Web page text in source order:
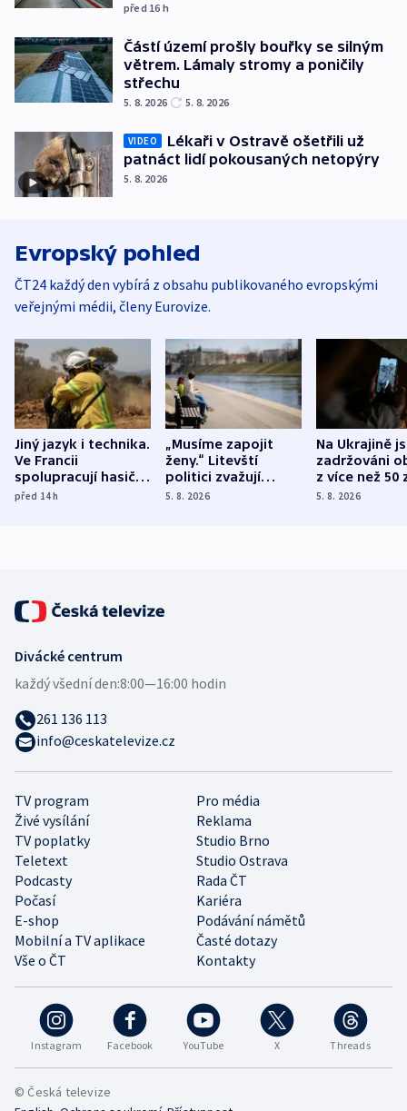
před 16 h
Částí území prošly bouřky se silným
větrem. Lámaly stromy a poničily
střechu
5. 8. 2026 5. 8. 2026
VIDEO
Lékaři v Ostravě ošetřili už
patnáct lidí pokousaných netopýry
5. 8. 2026
Evropský pohled
ČT24 každý den vybírá z obsahu publikovaného evropskými
veřejnými médii, členy Eurovize.
Jiný jazyk i technika.
Ve Francii
spolupracují hasiči z
různých zemí
před 14h
„Musíme zapojit
ženy.“ Litevští
politici zvažují
dohodu o
5. 8. 2026
Na Ukrajině
zadržováni
z více než 50
Bojovali na
5. 8. 2026
Instagram Facebook YouTube X Threads
TV program
Pro média
Živé vysílání
Reklama
TV poplatky
Studio Brno
Teletext
Studio Ostrava
Podcasty
Rada ČT
Počasí
Kariéra
E-shop
Podávání námětů
Mobilní a TV aplikace
Časté dotazy
Vše o ČT
Kontakty
Divácké centrum
každý všední den:8:00—16:00 hodin
261 136 113
info@ceskatelevize.cz
© Česká televize